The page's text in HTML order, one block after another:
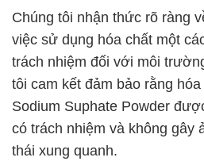
Chúng tôi nhận thức rõ ràng
việc sử dụng hóa chất một
trách nhiệm đối với môi
tôi cam kết đảm bảo rằng
Sodium Suphate Powder
có trách nhiệm và không gây
thái xung quanh.